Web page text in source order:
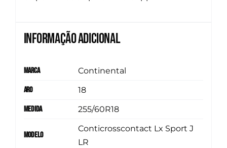
Informação adicional
Marca
Continental
Aro
18
Medida
255/60R18
Modelo
Conticrosscontact Lx Sport J
LR